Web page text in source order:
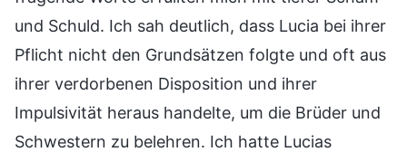
und Schuld. Ich sah deutlich, dass Lucia bei ihrer
Pflicht nicht den Grundsätzen folgte und oft aus
ihrer verdorbenen Disposition und ihrer
Impulsivität heraus handelte, um die Brüder und
Schwestern zu belehren. Ich hatte Lucias